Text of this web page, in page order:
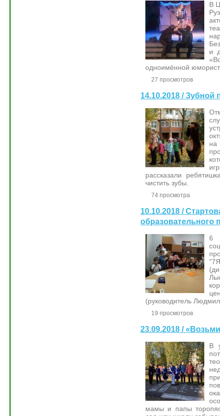
В
и
одноимённой
27 просмотров
14.10.2018 / Зубной
рассказали
чистить зубы.
74 просмотра
10.10.2018 /
образовательного
6
(руководитель
19 просмотров
23.09.2018 /
В
мамы и папы